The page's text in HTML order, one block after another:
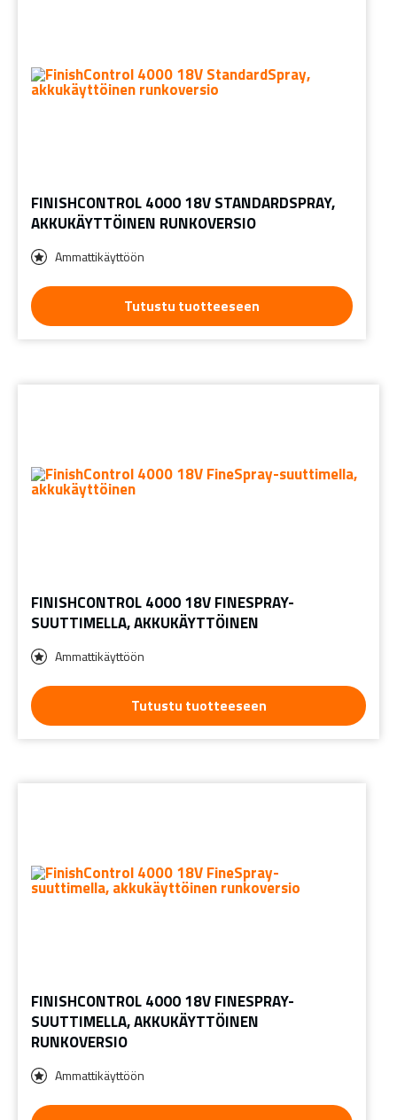
FINISHCONTROL 4000 18V STANDARDSPRAY,
AKKUKÄYTTÖINEN RUNKOVERSIO
Ammattikäyttöön
Tutustu tuotteeseen
FINISHCONTROL 4000 18V FINESPRAY-
SUUTTIMELLA, AKKUKÄYTTÖINEN
Ammattikäyttöön
Tutustu tuotteeseen
FINISHCONTROL 4000 18V FINESPRAY-
SUUTTIMELLA, AKKUKÄYTTÖINEN
RUNKOVERSIO
Ammattikäyttöön